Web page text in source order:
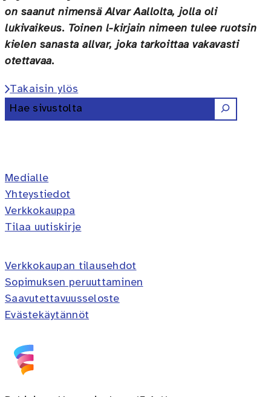
on saanut nimensä Alvar Aallolta, jolla oli
lukivaikeus. Toinen l-kirjain nimeen tulee ruotsin
kielen sanasta allvar, joka tarkoittaa vakavasti
otettavaa.
Takaisin ylös
Medialle
Yhteystiedot
Verkkokauppa
Tilaa uutiskirje
Verkkokaupan tilausehdot
Sopimuksen peruuttaminen
Saavutettavuusseloste
Evästekäytännöt
Etsi